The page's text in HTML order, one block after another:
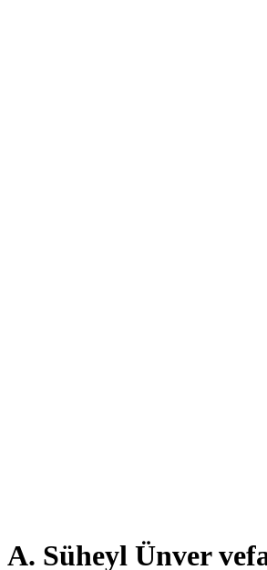
A. Süheyl Ünver